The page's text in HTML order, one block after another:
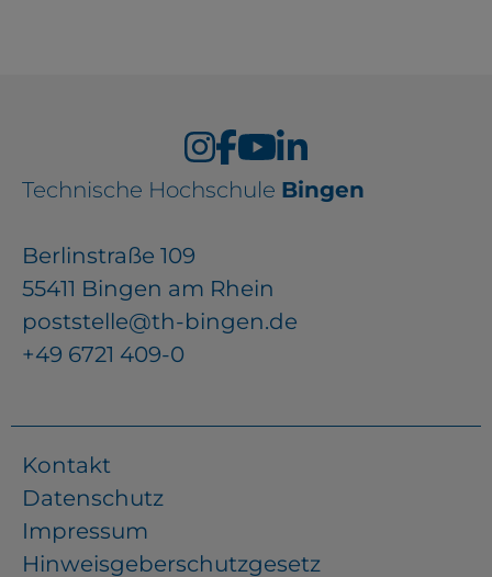
Technische Hochschule Bingen
Berlinstraße 109
55411 Bingen am Rhein
poststelle@th-bingen.de
+49 6721 409-0
Kontakt
Datenschutz
Impressum
Hinweisgeberschutzgesetz